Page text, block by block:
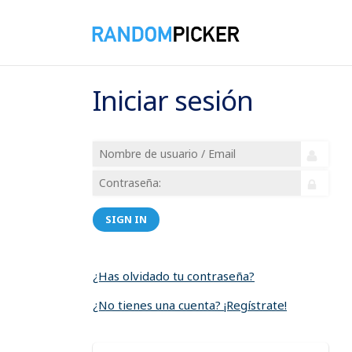
Iniciar sesión
SIGN IN
¿Has olvidado tu contraseña?
¿No tienes una cuenta? ¡Regístrate!